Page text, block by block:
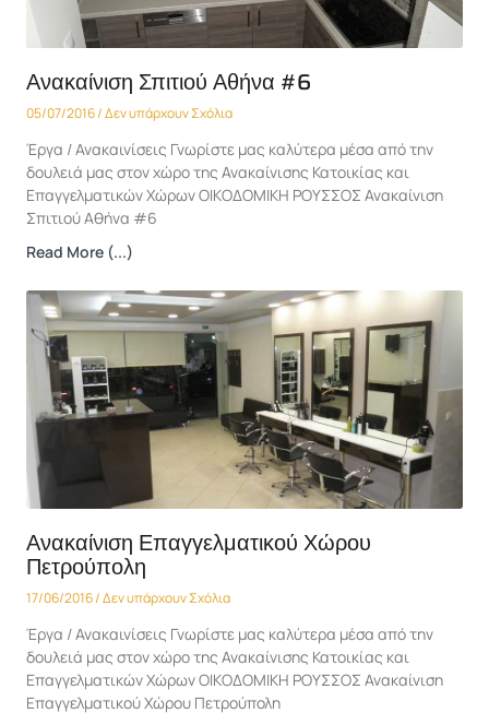
Ανακαίνιση Σπιτιού Αθήνα #6
05/07/2016 Δεν υπάρχουν Σχόλια
Έργα / Ανακαινίσεις Γνωρίστε μας καλύτερα μέσα από την
δουλειά μας στον χώρο της Ανακαίνισης Κατοικίας και
Επαγγελματικών Χώρων ΟΙΚΟΔΟΜΙΚΗ ΡΟΥΣΣΟΣ Ανακαίνιση
Σπιτιού Αθήνα #6
Read More (...)
Ανακαίνιση Επαγγελματικού Χώρου
Πετρούπολη
17/06/2016 Δεν υπάρχουν Σχόλια
Έργα / Ανακαινίσεις Γνωρίστε μας καλύτερα μέσα από την
δουλειά μας στον χώρο της Ανακαίνισης Κατοικίας και
Επαγγελματικών Χώρων ΟΙΚΟΔΟΜΙΚΗ ΡΟΥΣΣΟΣ Ανακαίνιση
Επαγγελματικού Χώρου Πετρούπολη